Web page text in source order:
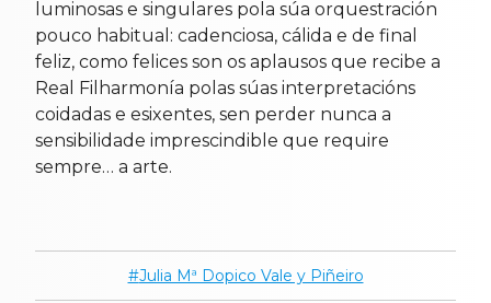
luminosas e singulares pola súa orquestración
pouco habitual: cadenciosa, cálida e de final
feliz, como felices son os aplausos que recibe a
Real Filharmonía polas súas interpretacións
coidadas e esixentes, sen perder nunca a
sensibilidade imprescindible que require
sempre… a arte.
Julia Mª Dopico Vale y Piñeiro